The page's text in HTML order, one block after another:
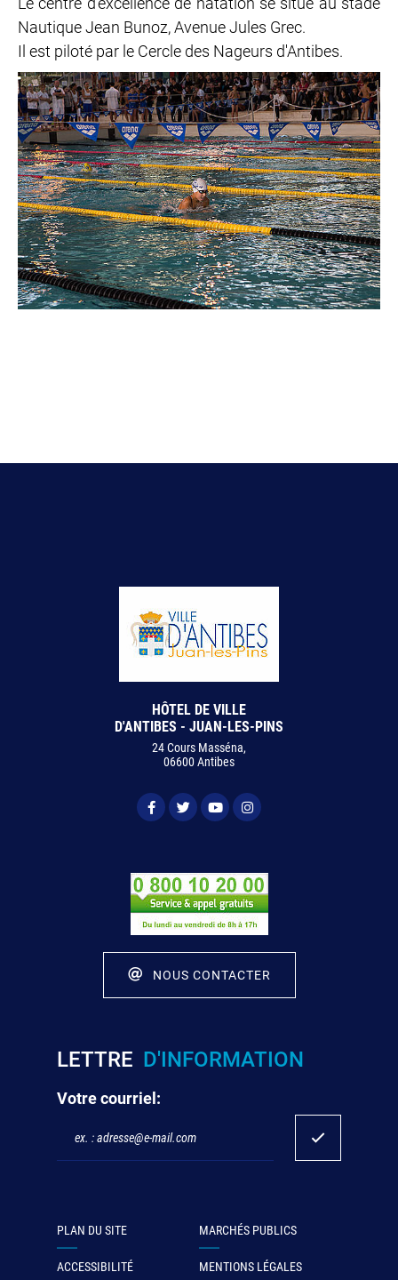
Nautique Jean Bunoz, Avenue Jules Grec.
Il est piloté par le Cercle des Nageurs d'Antibes.
HÔTEL DE VILLE
D'ANTIBES - JUAN-LES-PINS
24 Cours Masséna,
06600 Antibes
NOUS CONTACTER
LETTRE D'INFORMATION
Votre courriel:
PLAN DU SITE MARCHÉS PUBLICS
ACCESSIBILITÉ MENTIONS LÉGALES